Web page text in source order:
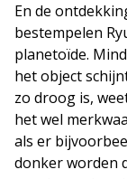
En de
bestempelen
planetoïde.
het object
zo droog is,
het wel
als er
donker worden